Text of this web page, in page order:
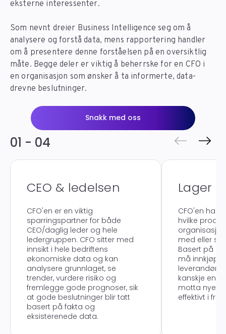
eksterne interessenter.
Som nevnt dreier Business Intelligence seg om å
analysere og forstå data, mens rapportering handler
om å presentere denne forståelsen på en oversiktlig
måte. Begge deler er viktig å beherrske for en CFO i
en organisasjon som ønsker å ta informerte, data-
drevne beslutninger.
Snakk med oss
01 - 04
CEO & ledelsen
CFO'en er en viktig
sparringspartner for både
CEO/daglig leder og hele
ledergruppen. CFO sitter med
innsikt i hele bedriftens
økonomiske data og kan
analysere grunnlaget, se
trender, vurdere risiko og
fremlegge gode prognoser, sik
at gode beslutninger blir tatt
basert på fakta og
eksisterenede data.
Lager
CFO'en har
hvilke
med eller
Basert på
må
kanskje
motta nye
effektivt i